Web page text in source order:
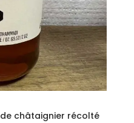
châtaignier récolté